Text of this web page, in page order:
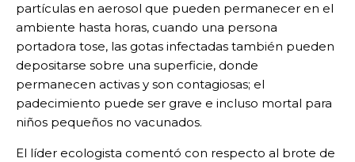
partículas en aerosol que pueden permanecer en el
ambiente hasta horas, cuando una persona
portadora tose, las gotas infectadas también pueden
depositarse sobre una superficie, donde
permanecen activas y son contagiosas; el
padecimiento puede ser grave e incluso mortal para
niños pequeños no vacunados.
El líder ecologista comentó con respecto al brote de